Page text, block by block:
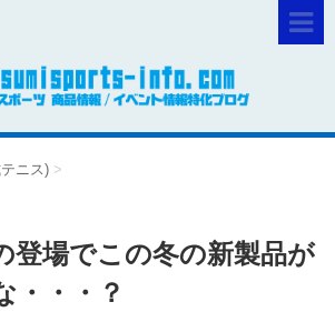
ニス) >
登場でこの冬の新製品が
・・・？